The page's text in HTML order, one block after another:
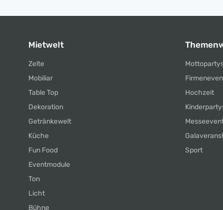
Mietwelt
Zelte
Mobiliar
Table Top
Dekoration
Getränkewelt
Küche
Fun Food
Eventmodule
Ton
Licht
Bühne
Hochzeit
Sport